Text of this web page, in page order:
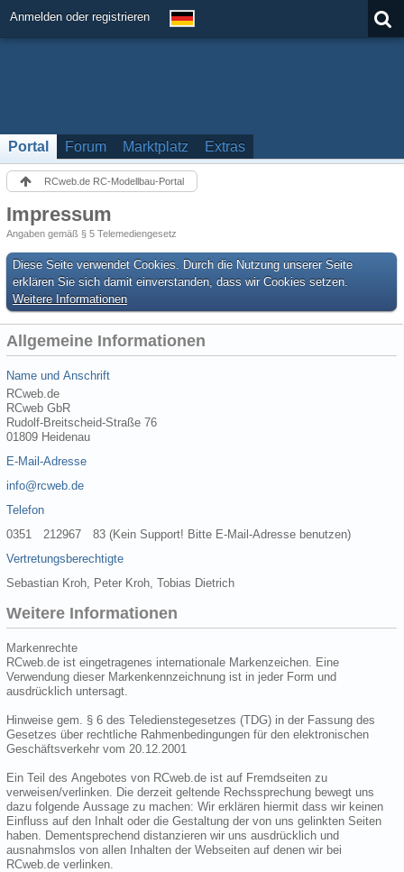
Anmelden oder registrieren
Portal Forum Marktplatz Extras
RCweb.de RC-Modellbau-Portal
Impressum
Angaben gemäß § 5 Telemediengesetz
Diese Seite verwendet Cookies. Durch die Nutzung unserer Seite
erklären Sie sich damit einverstanden, dass wir Cookies setzen.
Weitere Informationen
Allgemeine Informationen
Name und Anschrift
RCweb.de
RCweb GbR
Rudolf-Breitscheid-Straße 76
01809 Heidenau
E-Mail-Adresse
info@rcweb.de
Telefon
0351 212967 83 (Kein Support! Bitte E-Mail-Adresse benutzen)
Vertretungsberechtigte
Sebastian Kroh, Peter Kroh, Tobias Dietrich
Weitere Informationen
Markenrechte
RCweb.de ist eingetragenes internationale Markenzeichen. Eine
Verwendung dieser Markenkennzeichnung ist in jeder Form und
ausdrücklich untersagt.
Hinweise gem. § 6 des Teledienstegesetzes (TDG) in der Fassung des
Gesetzes über rechtliche Rahmenbedingungen für den elektronischen
Geschäftsverkehr vom 20.12.2001
Ein Teil des Angebotes von RCweb.de ist auf Fremdseiten zu
verweisen/verlinken. Die derzeit geltende Rechssprechung bewegt uns
dazu folgende Aussage zu machen: Wir erklären hiermit dass wir keinen
Einfluss auf den Inhalt oder die Gestaltung der von uns gelinkten Seiten
haben. Dementsprechend distanzieren wir uns ausdrücklich und
ausnahmslos von allen Inhalten der Webseiten auf denen wir bei
RCweb.de verlinken.